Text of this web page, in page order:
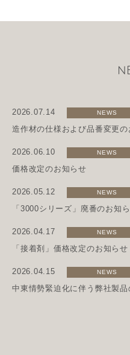
2026.07.14 NEWS
造作材の仕様および品番変更の
2026.06.10 NEWS
価格改定のお知らせ
2026.05.12 NEWS
「3000シリーズ」廃番のお知
2026.04.17 NEWS
「接着剤」価格改定のお知らせ
2026.04.15 NEWS
中東情勢緊迫化に伴う弊社製